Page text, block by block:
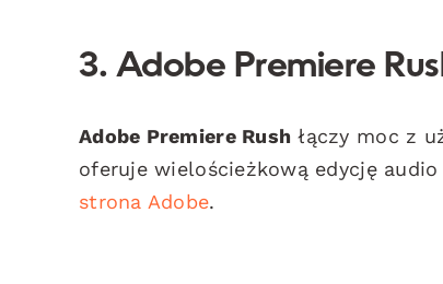
3. Adobe Premiere
Adobe Premiere Rush łączy moc z
oferuje wielościeżkową edycję
strona Adobe.